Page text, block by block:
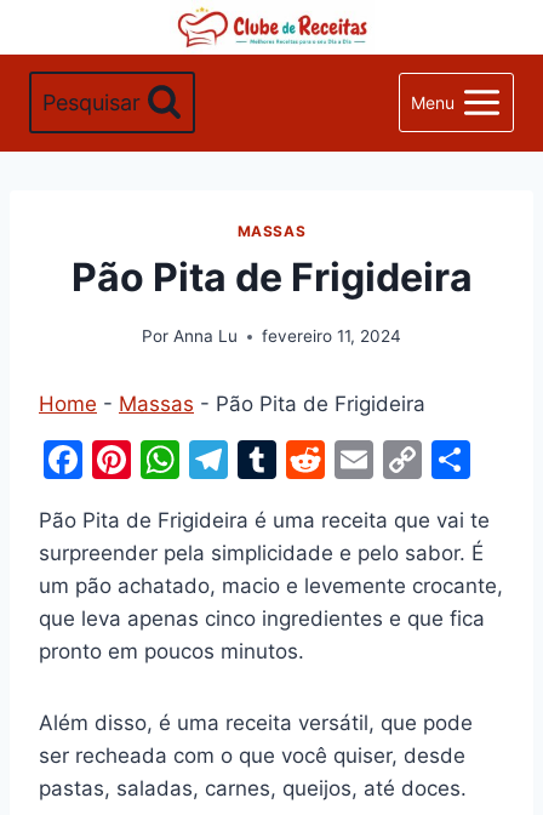
Conteúdo
Pesquisar Menu
MASSAS
Pão Pita de Frigideira
Por Anna Lu fevereiro 11, 2024
Home - Massas - Pão Pita de Frigideira
F
c
e
b
o
k
Pi
er
e
st
W
at
s
A
p
T
e
gr
a
m
T
m
bl
r
R
d
di
t
E
ai
l
C
p
y
Li
ar
e
Pão Pita de Frigideira é uma receita que vai te
surpreender pela simplicidade e pelo sabor. É
um pão achatado, macio e levemente crocante,
que leva apenas cinco ingredientes e que fica
pronto em poucos minutos.
Além disso, é uma receita versátil, que pode
ser recheada com o que você quiser, desde
pastas, saladas, carnes, queijos, até doces.